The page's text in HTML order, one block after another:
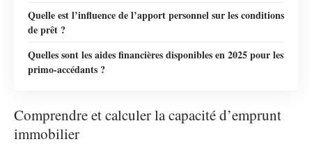
Quelle est l’influence de l’apport personnel sur les conditions
de prêt ?
Quelles sont les aides financières disponibles en 2025 pour les
primo-accédants ?
Comprendre et calculer la capacité d’emprunt
immobilier